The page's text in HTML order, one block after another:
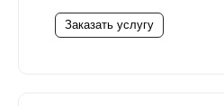
Заказать услугу